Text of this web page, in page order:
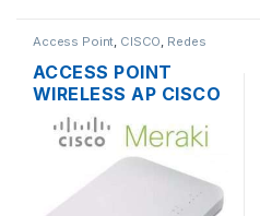
Access Point CISCO Redes
ACCESS POINT
WIRELESS AP CISCO
MERAKI MR12 CLOUD
MANAGED AP
2.4GHZ SOPORTE
POE OUTDOOR